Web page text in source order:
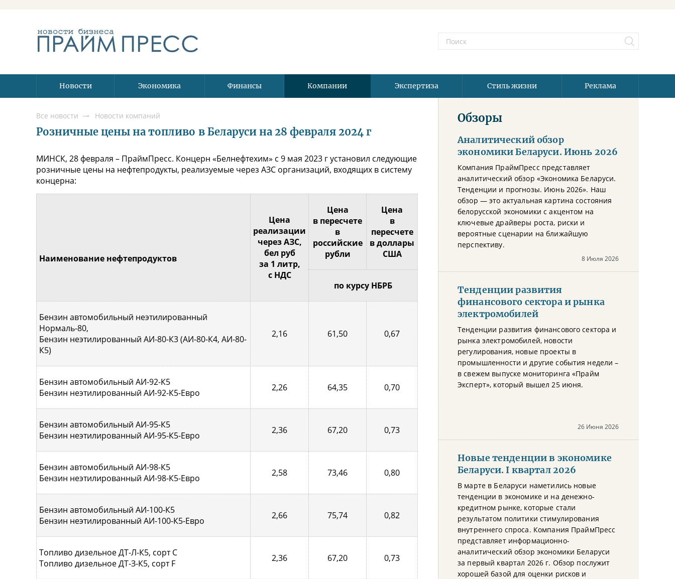
Новости Экономика Финансы Компании Экспертиза Стиль жизни Реклама
Все новости Новости компаний
Розничные цены на топливо в Беларуси на 28 февраля 2024 г
МИНСК, 28 февраля – ПраймПресс. Концерн «Белнефтехим» с 9 мая 2023 г установил следующие
розничные цены на нефтепродукты, реализуемые через АЗС организаций, входящих в систему
концерна:
Наименование нефтепродуктов
Цена
реализации
через АЗС,
бел руб
за 1 литр,
с НДС
Цена
в пересчете
в
российские
рубли
Цена
в
пересчете
в доллары
США
по курсу НБРБ
Бензин автомобильный неэтилированный
Нормаль-80,
Бензин неэтилированный АИ-80-К3 (АИ-80-К4, АИ-80-
К5)
2,16 61,50 0,67
Бензин автомобильный АИ-92-К5
Бензин неэтилированный АИ-92-К5-Евро
2,26 64,35 0,70
Бензин автомобильный АИ-95-К5
Бензин неэтилированный АИ-95-К5-Евро
2,36 67,20 0,73
Бензин автомобильный АИ-98-К5
Бензин неэтилированный АИ-98-К5-Евро
2,58 73,46 0,80
Бензин автомобильный АИ-100-К5
Бензин неэтилированный АИ-100-К5-Евро
2,66 75,74 0,82
Топливо дизельное ДТ-Л-К5, сорт С
Топливо дизельное ДТ-З-К5, сорт F
2,36 67,20 0,73
Обзоры
Аналитический обзор
экономики Беларуси. Июнь 2026
Компания ПраймПресс представляет
аналитический обзор «Экономика Беларуси.
Тенденции и прогнозы. Июнь 2026». Наш
обзор — это актуальная картина состояния
белорусской экономики с акцентом на
ключевые драйверы роста, риски и
вероятные сценарии на ближайшую
перспективу.
8 Июля 2026
Тенденции развития
финансового сектора и рынка
электромобилей
Тенденции развития финансового сектора и
рынка электромобилей, новости
регулирования, новые проекты в
промышленности и другие события недели –
в свежем выпуске мониторинга «Прайм
Эксперт», который вышел 25 июня.
26 Июня 2026
Новые тенденции в экономике
Беларуси. I квартал 2026
В марте в Беларуси наметились новые
тенденции в экономике и на денежно-
кредитном рынке, которые стали
результатом политики стимулирования
внутреннего спроса. Компания ПраймПресс
представляет информационно-
аналитический обзор экономики Беларуси
за первый квартал 2026 г. Обзор послужит
хорошей базой для оценки рисков и